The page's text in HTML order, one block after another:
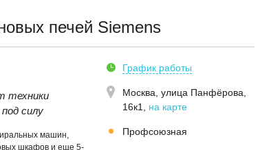
печей Siemens
техники
силу
машин,
шкафов и еще 5-
График работы
Москва, улица Панфёрова,
16к1
на карте
Профсоюзная